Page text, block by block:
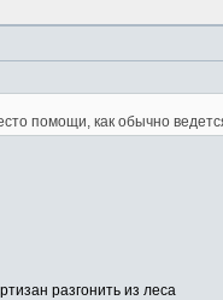
помощи, как обычно
разгонить из леса